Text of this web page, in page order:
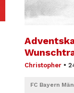
Christopher •
FC Bayern